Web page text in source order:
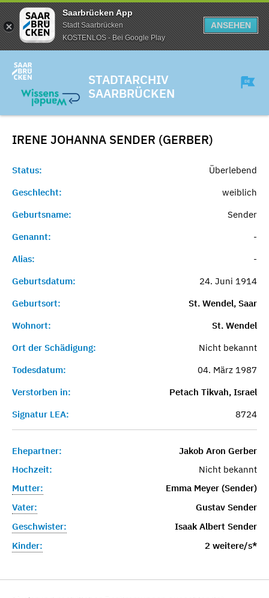
Saarbrücken App
Stadt Saarbrücken
KOSTENLOS - Bei Google Play
ANSEHEN
STADTARCHIV
SAARBRÜCKEN
IRENE JOHANNA SENDER (GERBER)
Status:
Überlebend
Geschlecht:
weiblich
Geburtsname:
Sender
Genannt:
-
Alias:
-
Geburtsdatum:
24. Juni 1914
Geburtsort:
St. Wendel, Saar
Wohnort:
St. Wendel
Ort der Schädigung:
Nicht bekannt
Todesdatum:
04. März 1987
Verstorben in:
Petach Tikvah, Israel
Signatur LEA:
8724
Ehepartner:
Jakob Aron Gerber
Hochzeit:
Nicht bekannt
Mutter:
Emma Meyer (Sender)
Vater:
Gustav Sender
Geschwister:
Isaak Albert Sender
Kinder:
2 weitere/s*